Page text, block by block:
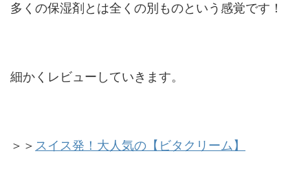
多くの保湿剤とは全くの別ものという感覚です！
細かくレビューしていきます。
＞＞ スイス発！大人気の【ビタクリーム】